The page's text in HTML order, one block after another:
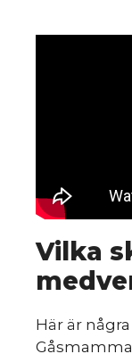
Vilka
Här är